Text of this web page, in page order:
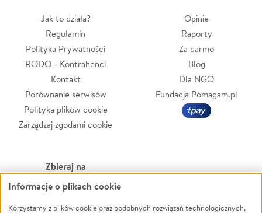
Jak to działa?
Regulamin
Polityka Prywatności
RODO - Kontrahenci
Kontakt
Porównanie serwisów
Polityka plików cookie
Zarządzaj zgodami cookie
Opinie
Raporty
Za darmo
Blog
Dla NGO
Fundacja Pomagam.pl
Zbieraj na
Leczenie
Zwierzęta
Powódź
Informacje o plikach cookie
Korzystamy z plików cookie oraz podobnych rozwiązań technologicznych,